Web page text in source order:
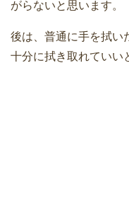
がらないと思います。
後は、普通に手を拭い
十分に拭き取れていい